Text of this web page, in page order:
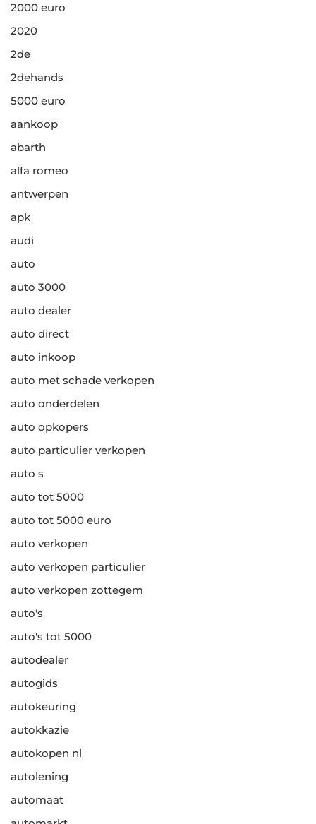
2000 euro
2020
2de
2dehands
5000 euro
aankoop
abarth
alfa romeo
antwerpen
apk
audi
auto
auto 3000
auto dealer
auto direct
auto inkoop
auto met schade verkopen
auto onderdelen
auto opkopers
auto particulier verkopen
auto s
auto tot 5000
auto tot 5000 euro
auto verkopen
auto verkopen particulier
auto verkopen zottegem
auto's
auto's tot 5000
autodealer
autogids
autokeuring
autokkazie
autokopen nl
autolening
automaat